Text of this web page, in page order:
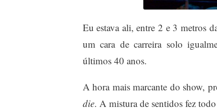
Eu estava ali, entre 2 e 3 metros
um cara de carreira solo
últimos 40 anos.
A hora mais marcante do show,
die. A mistura de sentidos fez